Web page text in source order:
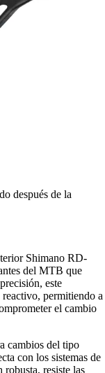
después de la
Shimano RD-
del MTB que
este
permitiendo a
el cambio
cambios del tipo
con los sistemas de
resiste las